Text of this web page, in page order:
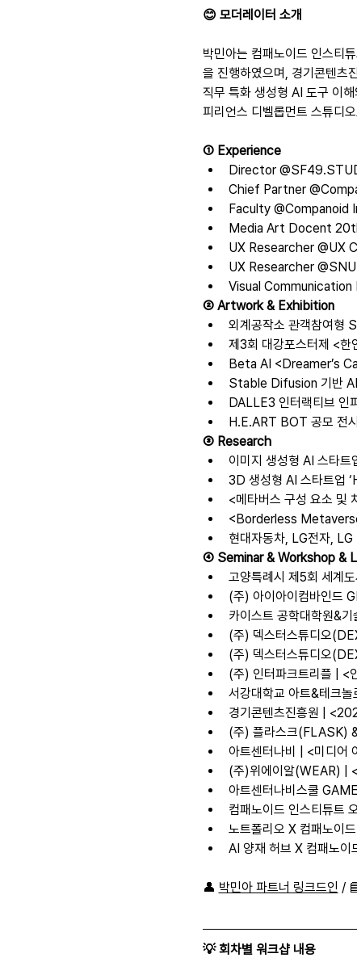
😊 모더레이터 소개
박민아는 컴패노이드 인스티
을 진행하였으며, 경기콘텐츠
직무 특화 생성형 AI 도구 이
피리언스 디벨롭먼트 스튜디
① Experience
Director
Chief Partner
Faculty
Media Art Docent
UX Researcher @UX
UX Researcher
Visual
② Artwork & Exhibition
외계공작소 관객참여형
제3회 대강포스터제 <
Beta AI <Dreamer’s
Stable Difusion 기반
DALLE3 인터랙티브 인
H.E.ART BOT 공모 전
③ Research
이미지 생성형 AI 스타
3D 생성형 AI 스타트업
<메타버스 구성 요소 및
<Borderless
현대자동차, LG전자,
④ Seminar & Workshop &
고양특례시 제5회 세계
(주) 아이아이컴바인드
카이스트 공학대학원&
(주) 덱스터스튜디오
(주) 덱스터스튜디오
(주) 인터파크트리플 | <
서강대학교 아트&테크
경기콘텐츠진흥원 |
(주) 플라스크(FLASK)
아트센터나비 | <미디어
(주)위에이알(WEAR) |
아트센터나비스쿨
컴패노이드 인스티튜트
노트폴리오 X 컴패노이
AI 양재 허브 X 컴패노
👤 박민아 파트너 링크드인 /
💡 회차별 워크샵 내용